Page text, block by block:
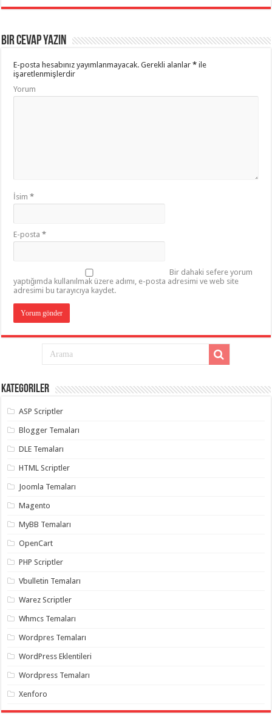
Bir cevap yazın
E-posta hesabınız yayımlanmayacak. Gerekli alanlar* ile
işaretlenmişlerdir
Yorum
İsim*
E-posta*
Bir dahaki sefere yorum
yaptığımda kullanılmak üzere adımı, e-posta adresimi ve web site
adresimi bu tarayıcıya kaydet.
Kategoriler
ASP Scriptler
Blogger Temaları
DLE Temaları
HTML Scriptler
Joomla Temaları
Magento
MyBB Temaları
OpenCart
PHP Scriptler
Vbulletin Temaları
Warez Scriptler
Whmcs Temaları
Wordpres Temaları
WordPress Eklentileri
Wordpress Temaları
Xenforo